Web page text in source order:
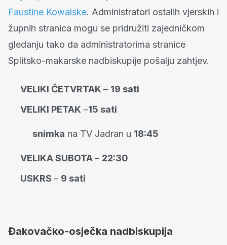
Faustine Kowalske. Administratori ostalih vjerskih i
župnih stranica mogu se pridružiti zajedničkom
gledanju tako da administratorima stranice
Splitsko-makarske nadbiskupije pošalju zahtjev.
VELIKI ČETVRTAK – 19 sati
VELIKI PETAK –15 sati
snimka na TV Jadran u 18:45
VELIKA SUBOTA– 22:30
USKRS – 9 sati
Đakovačko-osječka nadbiskupija